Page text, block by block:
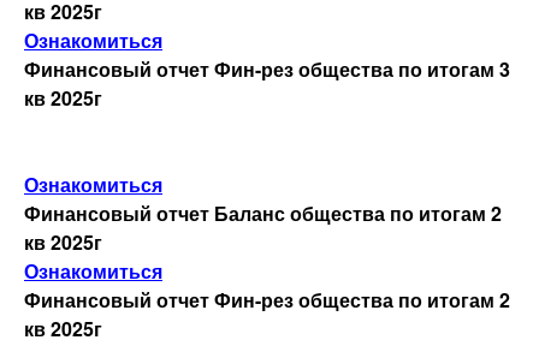
Лицензия и сертификаты
Прием заказов
Стратегия развития
Отчеты
кв 2025г
Ознакомиться
Финансовый отчет Фин-рез общества по итогам 3
кв 2025г
Ознакомиться
Финансовый отчет Баланс общества по итогам 2
кв 2025г
Ознакомиться
Финансовый отчет Фин-рез общества по итогам 2
кв 2025г